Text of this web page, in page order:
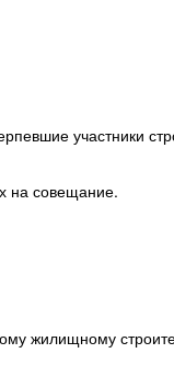
участники
на совещание.
жилищному